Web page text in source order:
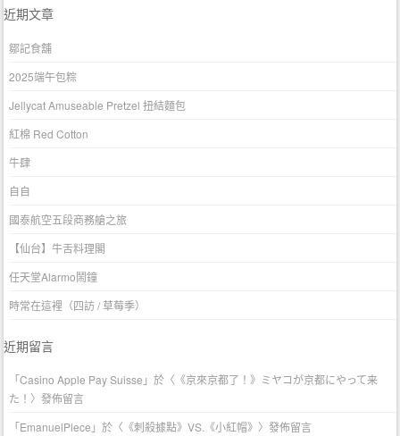
近期文章
鄒記食舖
2025端午包粽
Jellycat Amuseable Pretzel 扭結麵包
紅棉 Red Cotton
牛肆
自自
國泰航空五段商務艙之旅
【仙台】牛舌料理閣
任天堂Alarmo鬧鐘
時常在這裡（四訪 / 草莓季）
近期留言
「Casino Apple Pay Suisse 」於〈 《京來京都了！》ミヤコが京都にやって来
た！ 〉發佈留言
「EmanuelPlece 」於〈 《刺殺據點》VS.《小紅帽》 〉發佈留言